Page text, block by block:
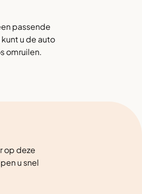
passende
u de auto
omruilen.
op deze
u snel